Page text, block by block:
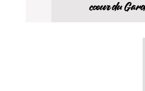
cœur du Gard